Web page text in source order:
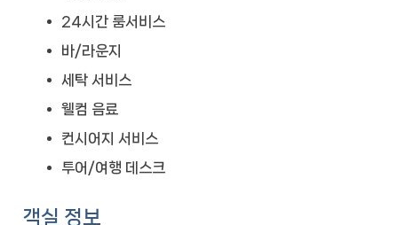
24시간 룸서비스
바/라운지
세탁 서비스
웰컴 음료
컨시어지 서비스
투어/여행 데스크
객실 정보